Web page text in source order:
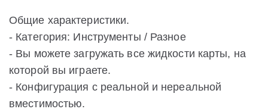
Общие характеристики.
- Категория: Инструменты / Разное
- Вы можете загружать все жидкости карты, на
которой вы играете.
- Конфигурация с реальной и нереальной
вместимостью.